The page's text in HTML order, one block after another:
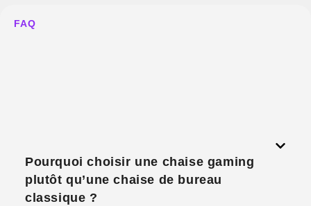
FAQ
Pourquoi choisir une chaise gaming
plutôt qu’une chaise de bureau
classique ?